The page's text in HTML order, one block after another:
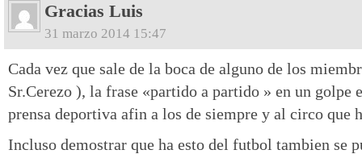
Gracias Luis
31 marzo 2014 15:47
Cada vez que sale de la boca de alguno de los
Sr.Cerezo ), la frase «partido a partido » en un golpe
prensa deportiva afin a los de siempre y al circo que
Incluso demostrar que ha esto del futbol tambien se